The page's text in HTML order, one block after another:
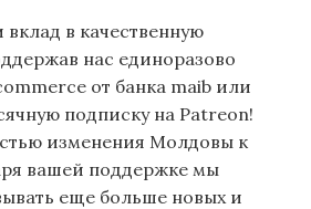
в качественную
нас единоразово
от банка maib или
подписку на Patreon!
изменения Молдовы к
вашей поддержке мы
еще больше новых и